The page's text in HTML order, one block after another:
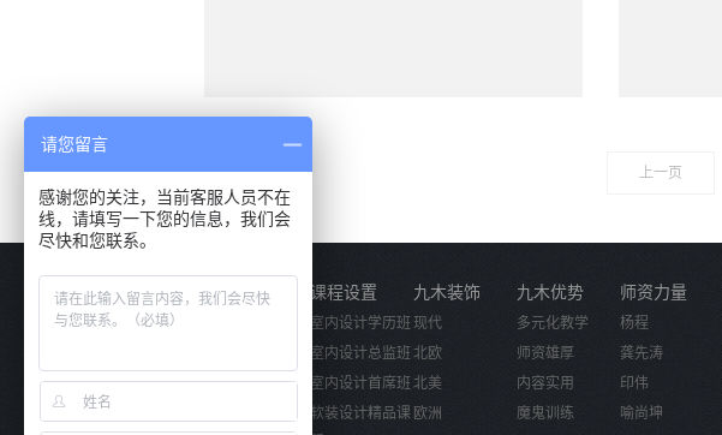
上一页
关于我们
活动视频
课程设置
室内设计学历班
室内设计总监班
室内设计首席班
软装设计精品课
九木装饰
现代
北欧
北美
欧洲
九木优势
多元化教学
师资雄厚
内容实用
魔鬼训练
师资力量
杨程
龚先涛
印伟
喻尚坤
请您留言
感谢您的关注，当前客服人员不在
线，请填写一下您的信息，我们会
尽快和您联系。